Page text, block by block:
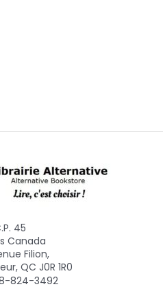
45
Canada
Filion,
QC J0R 1R0
824-3492